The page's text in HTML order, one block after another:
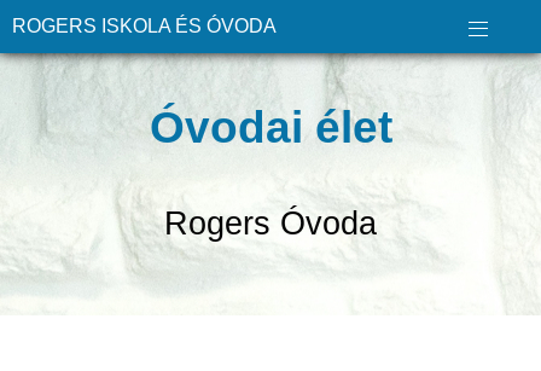
ROGERS ISKOLA ÉS ÓVODA
Óvodai élet
Rogers Óvoda